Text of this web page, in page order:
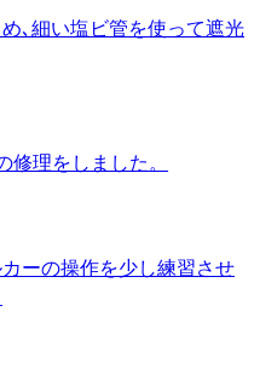
､細い塩ビ管を使って遮光
理をしました。
ーの操作を少し練習させ